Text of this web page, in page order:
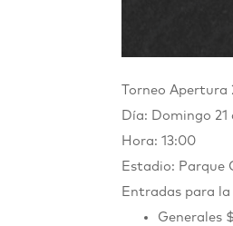
Torneo Apertura
Día: Domingo 21
Hora: 13:00
Estadio: Parque
Entradas para
Generales